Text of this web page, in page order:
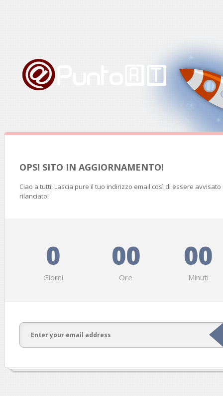
OPS! SITO IN AGGIORNAMENTO!
Ciao a tutti! Lascia pure il tuo indirizzo email così di essere
rilanciato!
0
Giorni
00
Ore
00
Minuti